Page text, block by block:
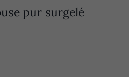
pur surgelé